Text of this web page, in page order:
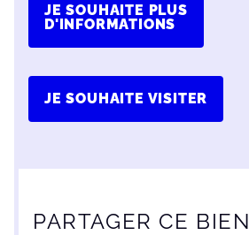
JE SOUHAITE PLUS
D'INFORMATIONS
JE SOUHAITE VISITER
PARTAGER CE BIEN